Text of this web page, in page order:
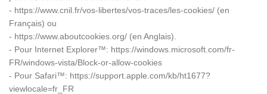
- https://www.cnil.fr/vos-libertes/vos-traces/les-cookies/ (en
Français) ou
- https://www.aboutcookies.org/ (en Anglais).
- Pour Internet Explorer™: https://windows.microsoft.com/fr-
FR/windows-vista/Block-or-allow-cookies
- Pour Safari™: https://support.apple.com/kb/ht1677?
viewlocale=fr_FR